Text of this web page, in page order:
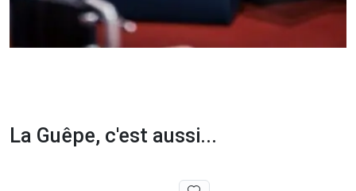
La Guêpe, c'est aussi...